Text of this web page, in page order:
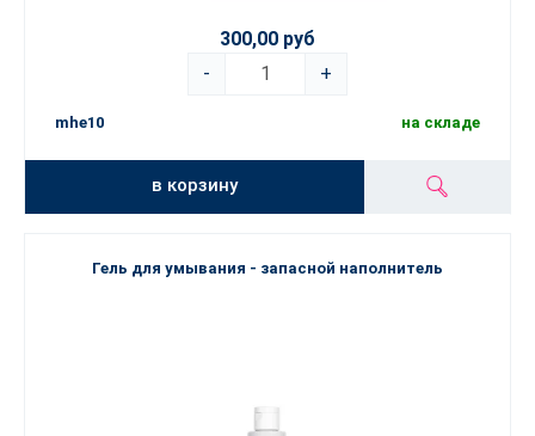
300,00 руб
-
+
mhe10 на складе
в корзину
Гель для умывания - запасной наполнитель